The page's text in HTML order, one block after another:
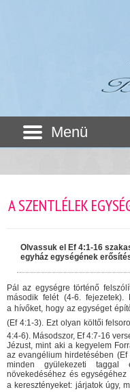
Menü
A SZENTLÉLEK
Olvassuk el Ef 4:1-16
egyház egységének
Pál az egységre történő
második felét (4-6.
a hívőket, hogy az egységet
(Ef 4:1-3). Ezt olyan költői
4:4-6). Másodszor, Ef 4:7-16
Jézust, mint aki a kegyelem
az evangélium hirdetésében
minden gyülekezeti taggal
növekedéséhez és
a keresztényeket: járjatok úgy,